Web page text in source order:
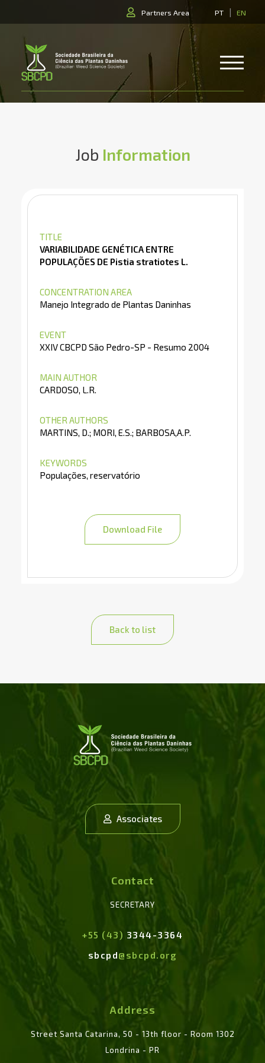
PT| EN
Partners Area
Job Information
TITLE
VARIABILIDADE GENÉTICA ENTRE
POPULAÇÕES DE Pistia stratiotes L.
CONCENTRATION AREA
Manejo Integrado de Plantas Daninhas
EVENT
XXIV CBCPD São Pedro-SP - Resumo 2004
MAIN AUTHOR
CARDOSO, L.R.
OTHER AUTHORS
MARTINS, D.; MORI, E.S.; BARBOSA,A.P.
KEYWORDS
Populações, reservatório
Download File
Back to list
Associates
Contact
SECRETARY
+55 (43) 3344-3364
sbcpd@sbcpd.org
Address
Street Santa Catarina, 50 - 13th floor - Room 1302
Londrina - PR